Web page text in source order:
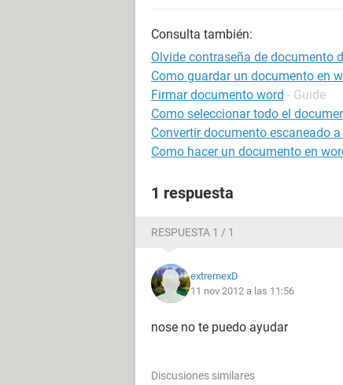
Consulta también:
Olvide contraseña de documento
Como guardar un documento en
Firmar documento word - Guide
Como seleccionar todo el
Convertir documento escaneado
Como hacer un documento en
1 respuesta
RESPUESTA 1 / 1
extremexD
11 nov 2012 a las 11:56
nose no te puedo ayudar
Discusiones similares